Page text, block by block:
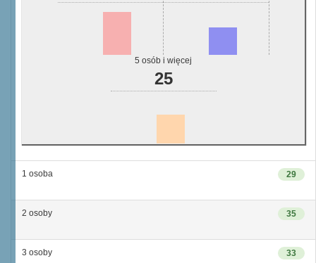
5 osób i więcej
25
29
1 osoba
35
2 osoby
33
3 osoby